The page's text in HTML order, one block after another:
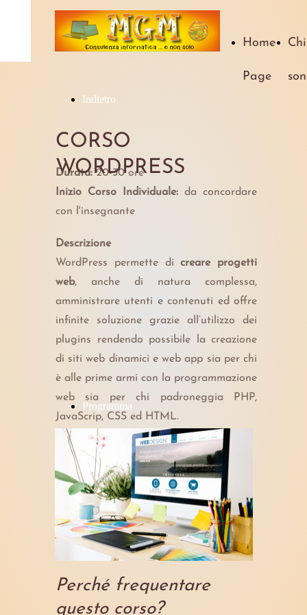
Home
Page
Chi
Indietro
CORSO
WORDPRESS
Durata:20-30 ore
Inizio Corso Individuale: da concordare
con l'insegnante
Descrizione
WordPress permette dicreare progetti
web, anche di natura complessa,
amministrare utenti e contenuti ed offre
infinite soluzione grazie all’utilizzo dei
plugins rendendo possibile la creazione
di siti web dinamici e web app sia per chi
è alle prime armi con la programmazione
web sia per chi padroneggia PHP,
JavaScrip, CSS ed HTML.
Programma
Perché frequentare
questo corso?